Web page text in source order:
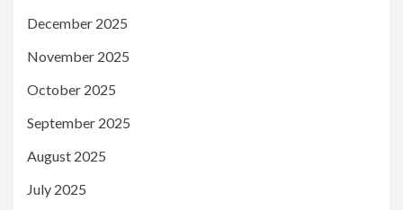
December 2025
November 2025
October 2025
September 2025
August 2025
July 2025